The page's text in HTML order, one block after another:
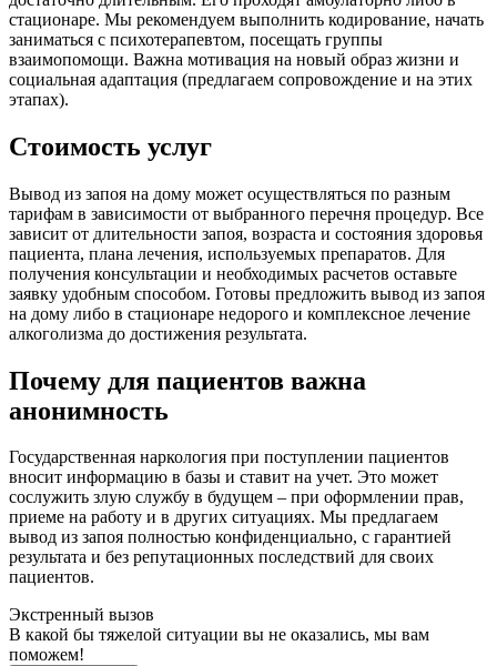
стационаре. Мы рекомендуем выполнить кодирование, начать
заниматься с психотерапевтом, посещать группы
взаимопомощи. Важна мотивация на новый образ жизни и
социальная адаптация (предлагаем сопровождение и на этих
этапах).
Стоимость услуг
Вывод из запоя на дому может осуществляться по разным
тарифам в зависимости от выбранного перечня процедур. Все
зависит от длительности запоя, возраста и состояния здоровья
пациента, плана лечения, используемых препаратов. Для
получения консультации и необходимых расчетов оставьте
заявку удобным способом. Готовы предложить вывод из запоя
на дому либо в стационаре недорого и комплексное лечение
алкоголизма до достижения результата.
Почему для пациентов важна
анонимность
Государственная наркология при поступлении пациентов
вносит информацию в базы и ставит на учет. Это может
сослужить злую службу в будущем – при оформлении прав,
приеме на работу и в других ситуациях. Мы предлагаем
вывод из запоя полностью конфиденциально, с гарантией
результата и без репутационных последствий для своих
пациентов.
Экстренный вызов
В какой бы тяжелой ситуации вы не оказались, мы вам
поможем!